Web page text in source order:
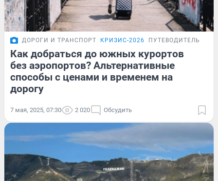
ДОРОГИ И ТРАНСПОРТ КРИЗИС-2026 ПУТЕВОДИТЕЛЬ
Как добраться до южных курортов
без аэропортов? Альтернативные
способы с ценами и временем на
дорогу
7 мая, 2025, 07:30 2 020 Обсудить